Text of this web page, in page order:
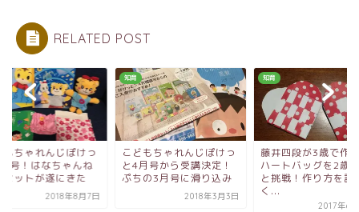
RELATED POST
もちゃれんじぽけっ
号！はなちゃんね
セットが遂にきた
2018年8月7日
知育
こどもちゃれんじぽけっ
と4月号から受講決定！
ぷちの3月号に滑り込み
2018年3月3日
知育
藤井四段が3歳で作
ハートバッグを2歳
と挑戦！作り方を詳
く...
2017年6